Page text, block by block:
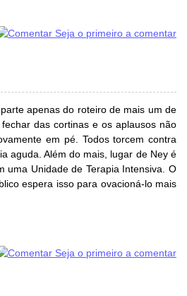
Seja o primeiro a comentar
apenas do roteiro de mais um de
das cortinas e os aplausos não
em pé. Todos torcem contra
aguda. Além do mais, lugar de Ney é
uma Unidade de Terapia Intensiva. O
espera isso para ovacioná-lo mais
Seja o primeiro a comentar